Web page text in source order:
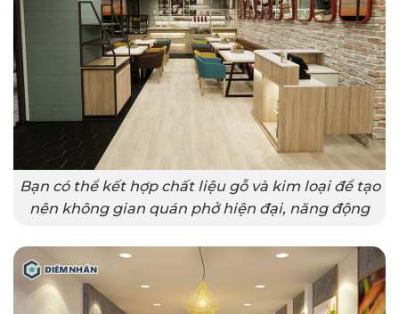
Bạn có thể kết hợp chất liệu gỗ và kim loại để tạo
nên không gian quán phở hiện đại, năng động